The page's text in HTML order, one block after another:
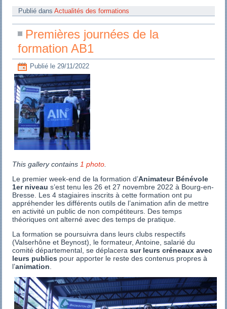
Publié dans Actualités des formations
Premières journées de la
formation AB1
Publié le 29/11/2022
This gallery contains 1 photo
Le premier week-end de la formation d’Animateur Bénévole
1er niveau s’est tenu les 26 et 27 novembre 2022 à Bourg-en-
Bresse. Les 4 stagiaires inscrits à cette formation ont pu
appréhender les différents outils de l’animation afin de mettre
en activité un public de non compétiteurs. Des temps
théoriques ont alterné avec des temps de pratique.
La formation se poursuivra dans leurs clubs respectifs
(Valserhône et Beynost), le formateur, Antoine, salarié du
comité départemental, se déplacerasur leurs créneaux avec
leurs publics pour apporter le reste des contenus propres à
l’animation